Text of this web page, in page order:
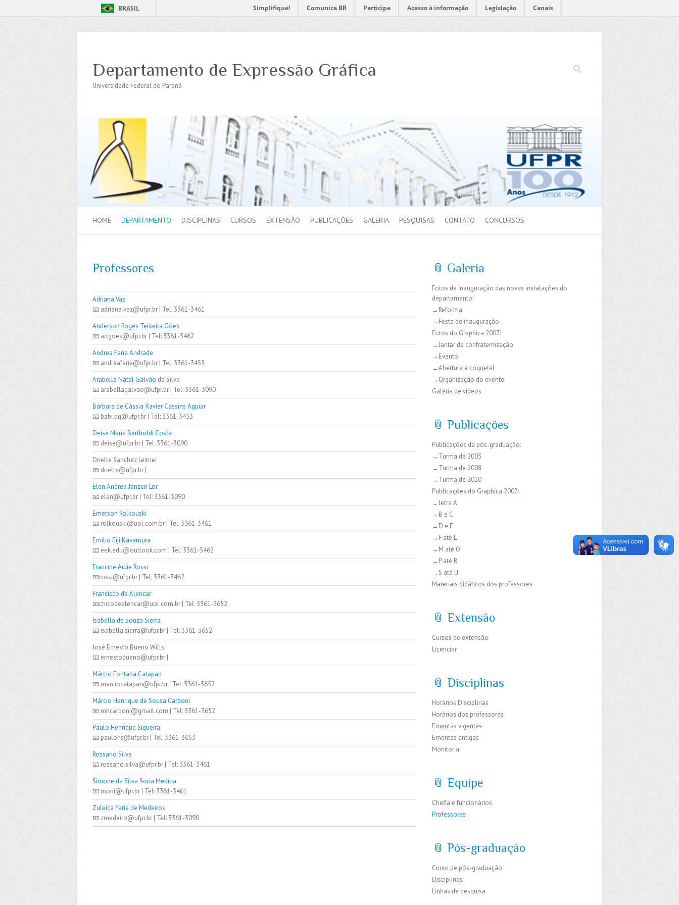
BRASIL Simplifique! Comunica BR Participe Acesso à informação Legislação Canais
Search
Departamento de Expressão Gráfica
Universidade Federal do Paraná
HOME DEPARTAMENTO DISCIPLINAS CURSOS EXTENSÃO PUBLICAÇÕES GALERIA PESQUISAS CONTATO CONCURSOS
Professores
Adriana Vaz
📧 adriana.vaz@ufpr.br | Tel: 3361-3461
Anderson Roges Teixeira Góes
📧 artgoes@ufpr.br | Tel: 3361-3462
Andrea Faria Andrade
📧 andreafaria@ufpr.br | Tel: 3361-3453
Arabella Natal Galvão da Silva
📧 arabellagalvao@ufpr.br | Tel: 3361-3090
Bárbara de Cássia Xavier Cassins Aguiar
📧 babi.eg@ufpr.br | Tel: 3361-3453
Deise Maria Bertholdi Costa
📧 deise@ufpr.br | Tel: 3361-3090
Drielle Sanchez Leitner
📧 drielle@ufpr.br |
Elen Andrea Janzen Lor
📧 elen@ufpr.br | Tel: 3361-3090
Emerson Rolkouski
📧 rolkouski@uol.com.br | Tel: 3361-3461
Emilio Eiji Kavamura
📧 eek.edu@outlook.com | Tel: 3361-3462
Francine Aidie Rossi
📧rossi@ufpr.br | Tel: 3361-3462
Francisco de Alencar
📧chicodealencar@uol.com.br | Tel: 3361-3652
Isabella de Souza Sierra
📧 isabella.sierra@ufpr.br | Tel: 3361-3652
José Ernesto Bueno Wills
📧 ernestobueno@ufpr.br |
Márcio Fontana Catapan
📧 marciocatapan@ufpr.br | Tel: 3361-3652
Márcio Henrique de Sousa Carboni
📧 mhcarboni@gmail.com | Tel: 3361-3652
Paulo Henrique Siqueira
📧 paulohs@ufpr.br | Tel: 3361-3653
Rossano Silva
📧 rossano.silva@ufpr.br | Tel: 3361-3461
Simone da Silva Soria Medina
📧 moni@ufpr.br | Tel: 3361-3461
Zuleica Faria de Medeiros
📧 zmedeiro@ufpr.br | Tel: 3361-3090
📎 Galeria
Fotos da inauguração das novas instalações do
departamento:
→Reforma
→Festa de inauguração
Fotos do Graphica 2007:
→Jantar de confraternização
→Evento
→Abertura e coquetel
→Organização do evento
Galeria de vídeos
📎 Publicações
Publicações da pós-graduação:
→Turma de 2003
→Turma de 2008
→Turma de 2010
Publicações do Graphica 2007:
→letra A
→B e C
→D e E
→F até L
→M até O
→P até R
→S até U
Materiais didáticos dos professores
📎 Extensão
Cursos de extensão
Licenciar
📎 Disciplinas
Horários Disciplinas
Horários dos professores
Ementas vigentes
Ementas antigas
Monitoria
📎 Equipe
Chefia e funcionários
Professores
📎 Pós-graduação
Curso de pós-graduação
Disciplinas
Linhas de pesquisa